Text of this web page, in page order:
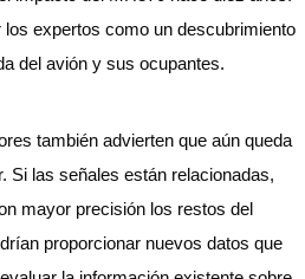
los expertos como un descubrimiento
del avión y sus ocupantes.
también advierten que aún queda
Si las señales están relacionadas,
mayor precisión los restos del
proporcionar nuevos datos que